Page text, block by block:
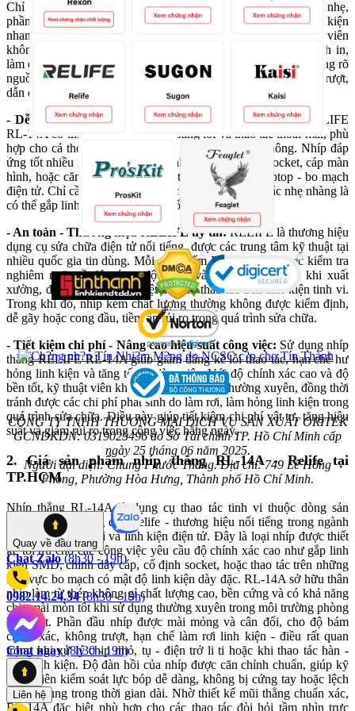
Chỉ cần đặt đầu nhíp RL-14A vào linh kiện và tạo lực kẹp nhẹ,
phần đầu nhíp mảnh và sắc sẽ bám chắc, giúp gắp - nhấc linh kiện
nhanh chóng mà không cần dùng lực mạnh. Nhờ đó, kỹ thuật viên
không phải siết tay quá mức - điều có thể gây trầy xước mạch in,
làm cong tụ - trở hoặc làm lệch socket. Ngược lại, dụng cụ không rõ
nguồn gốc thiếu độ bám và độ đàn hồi, khiến thao tác dễ bị trượt,
dẫn đến rơi linh kiện hoặc va chạm vào các chi tiết xung quanh.
- Dễ sử dụng - Phù hợp nhiều tình huống sửa chữa:RELIFE
RL-14A có thiết kế gọn nhẹ, cân bằng tốt và thao tác thoải mái, phù
hợp cho cả thợ chuyên nghiệp và người dùng phổ thông. Nhíp đáp
ứng tốt nhiều nhu cầu như gắp linh kiện SMD, IC, socket, cáp màn
hình, hoặc căn chỉnh chi tiết nhỏ trên điện thoại - laptop - bo mạch
điện tử. Chỉ cần chọn góc tiếp xúc phù hợp và thao tác nhẹ nhàng là
có thể gắp linh kiện chính xác và ổn định.
- An toàn - Thương hiệu RELIFE uy tín:RELIFE là thương hiệu
dụng cụ sửa chữa điện tử nổi tiếng, được các trung tâm kỹ thuật tại
nhiều quốc gia tin dùng. Mỗi sản phẩm RL-14A đều được kiểm tra
nghiêm ngặt về độ cứng, độ thẳng và độ đàn hồi trước khi xuất
xưởng, đảm bảo an toàn tuyệt đối khi thao tác trên linh kiện tinh vi.
Trong khi đó, nhíp kém chất lượng thường không được kiểm định,
dễ gãy hoặc cong đầu, tiềm ẩn rủi ro trong quá trình sửa chữa.
- Tiết kiệm chi phí - Nâng cao hiệu suất công việc: Sử dụng nhíp
thẳng RELIFE RL-14A giúp giảm đáng kể lỗi thao tác, hạn chế hư
hỏng linh kiện và tăng tốc độ làm việc. Với độ chính xác cao và độ
bền tốt, kỹ thuật viên không phải thay nhíp thường xuyên, đồng thời
tránh được các chi phí phát sinh do làm rơi, làm hỏng linh kiện trong
quá trình sửa chữa. Điều này giúp tiết kiệm chi phí vật tư, tăng hiệu
suất và giảm rủi ro trong công việc hằng ngày.
2. Giá sản phẩm nhíp thẳng RL-14A - Relife tại
TP.HCM
Nhíp thẳng RL-14A là dụng cụ thao tác tinh vi thuộc dòng sản
phẩm chuyên dụng của Relife - thương hiệu nổi tiếng trong ngành
sửa chữa điện thoại và linh kiện điện tử. Đây là loại nhíp được thiết
kế tối ưu cho các công việc yêu cầu độ chính xác cao như gắp linh
kiện SMD, chỉnh dây cáp, cố định socket, hoặc thao tác trên những
khu vực bo mạch có mật độ linh kiện dày đặc. RL-14A sở hữu thân
nhíp làm từ thép không gỉ chất lượng cao, bền cứng và có khả năng
chịu mài mòn tốt khi sử dụng thường xuyên trong môi trường phòng
kỹ thuật. Phần đầu nhíp được mài mỏng và cân đối, cho độ bám
chính xác, không trượt, hạn chế làm rơi linh kiện - điều rất quan
trọng khi xử lý chip nhỏ, tụ - điện trở li ti hoặc khi thao tác hàn -
tách linh kiện. Độ đàn hồi của nhíp được căn chỉnh chuẩn, giúp kỹ
thuật viên kiểm soát lực bóp dễ dàng, không bị cứng tay hoặc lệch
khi sử dụng trong thời gian dài. Nhờ thiết kế mũi thẳng chuẩn xác,
RL-14A đặc biệt phù hợp cho các thao tác đòi hỏi tầm nhìn trực
CÔNG TY TNHH THƯƠNG MẠI DỊCH VỤ SẢN XUẤT ORITEK
GCNDKDN: 0319025496 do Sở Tài chính TP. Hồ Chí Minh cấp
ngày 25 tháng 06 năm 2025.
Người đại diện: Chung Phước Thắng. Địa chỉ: 749 Lê Hồng
Phong, Phường Hòa Hưng, Thành phố Hồ Chí Minh.
Quay về đầu trang
Chat Zalo (8h30 - 19h)
0982.14.24.34 (8h30 - 19h)
Chat ngay (8h30 - 19h)
Liên hệ